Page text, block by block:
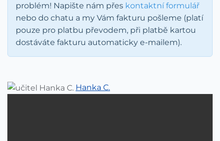
problém! Napište nám přes kontaktní formulář
nebo do chatu a my Vám fakturu pošleme (platí
pouze pro platbu převodem, při platbě kartou
dostáváte fakturu automaticky e-mailem).
Hanka C.